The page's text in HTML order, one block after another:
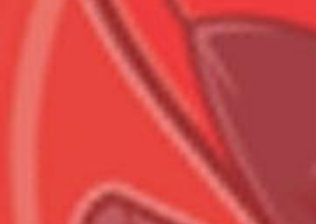
Всего позиций в корзине
Всего товара в корзине